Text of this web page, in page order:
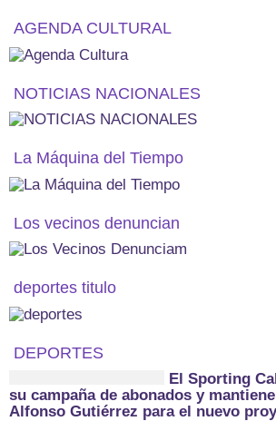
AGENDA CULTURAL
NOTICIAS NACIONALES
La Máquina del Tiempo
Los vecinos denuncian
deportes titulo
DEPORTES
El Sporting
su campaña de abonados y
Alfonso Gutiérrez para el nuevo